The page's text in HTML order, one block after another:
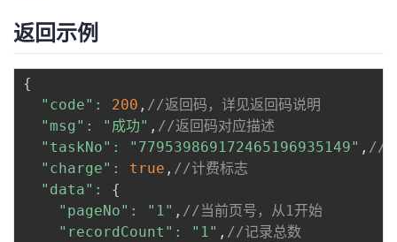
返回示例
{
"code" : 200 , //返回码，详见返回码说明
"msg" : "成功" , //返回码对应描述
"taskNo" : "779539869172465196935149" , //
"charge" : true , //计费标志
"data" :
{
"pageNo" : "1" , //当前页号，从1开始
"recordCount" : "1" , //记录总数